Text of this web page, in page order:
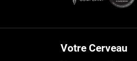
Votre Cerveau